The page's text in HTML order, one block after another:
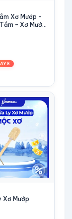
Xơ Mướp –
– Xơ Mướp
Xơ Mướp